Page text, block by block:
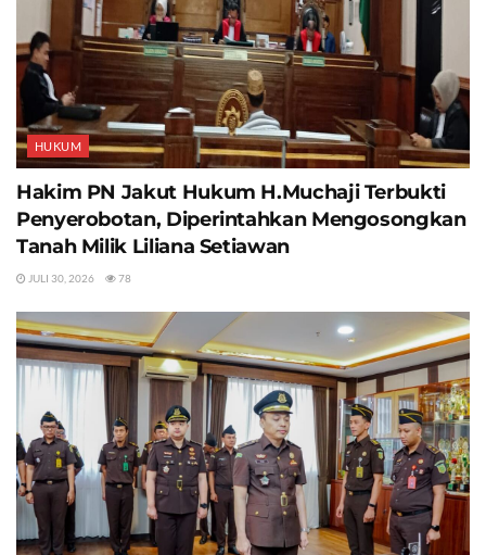
HUKUM
Hakim PN Jakut Hukum H.Muchaji Terbukti
Penyerobotan, Diperintahkan Mengosongkan
Tanah Milik Liliana Setiawan
JULI 30, 2026 78